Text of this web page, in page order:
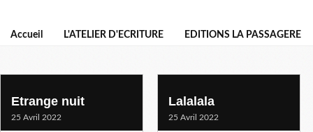
Accueil L'ATELIER D'ECRITURE EDITIONS LA PASSAGERE
le bonheur
Etrange nuit
25 Avril 2022
Lalalala
25 Avril 2022